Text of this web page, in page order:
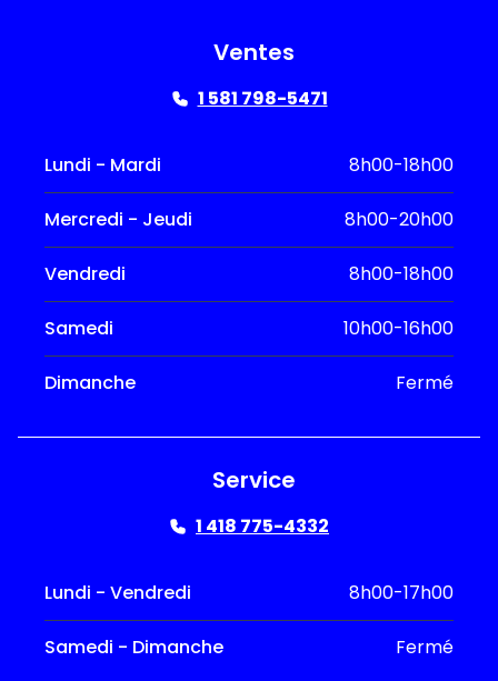
Ventes
1 581 798-5471
Lundi - Mardi 8h00-18h00
Mercredi - Jeudi 8h00-20h00
Vendredi 8h00-18h00
Samedi 10h00-16h00
Dimanche Fermé
Service
1 418 775-4332
Lundi - Vendredi 8h00-17h00
Samedi - Dimanche Fermé